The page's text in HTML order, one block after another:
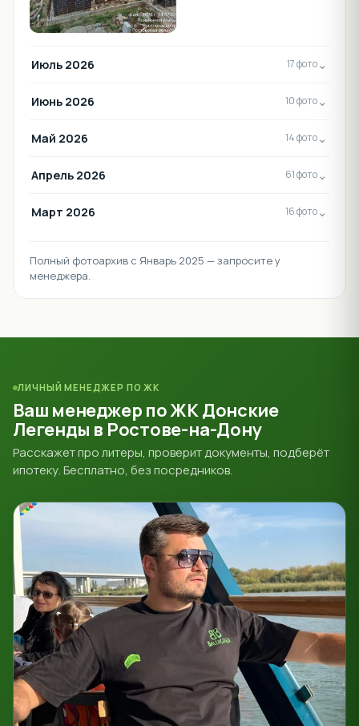
Июль 2026 17 фото⌄
Июнь 2026 10 фото⌄
Май 2026 14 фото⌄
Апрель 2026 61 фото⌄
Март 2026 16 фото⌄
Полный фотоархив с Январь 2025 — запросите у
менеджера.
ЛИЧНЫЙ МЕНЕДЖЕР ПО ЖК
Ваш менеджер по ЖК Донские
Легенды в Ростове-на-Дону
Расскажет про литеры, проверит документы, подберёт
ипотеку. Бесплатно, без посредников.